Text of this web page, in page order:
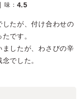
味 ： 4.5
したが、付け合わせの
です。
したが、わさびの辛
でした。